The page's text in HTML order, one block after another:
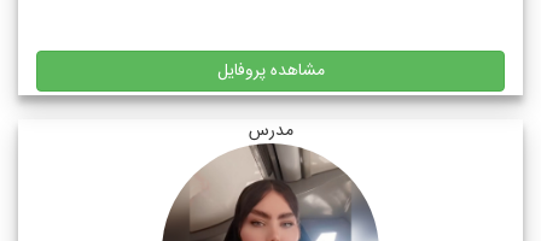
مشاهده پروفایل
مدرس